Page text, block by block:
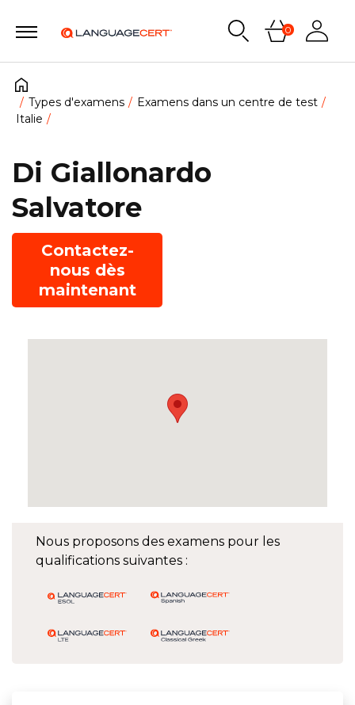
0
Types d'examens
Examens dans un centre de test
Italie
Nous proposons des examens pour les
qualifications suivantes :
Di Giallonardo
Salvatore
Contactez-
nous dès
maintenant